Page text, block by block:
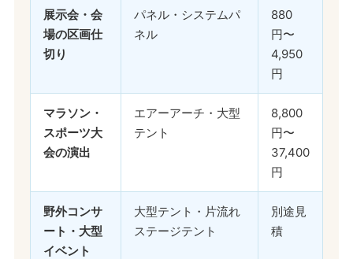
展示会・会
場の区画仕
切り
パネル・システムパ
ネル
880
円〜
4,950
円
マラソン・
スポーツ大
会の演出
エアーアーチ・大型
テント
8,800
円〜
37,400
円
野外コンサ
ート・大型
イベント
大型テント・片流れ
ステージテント
別途見
積